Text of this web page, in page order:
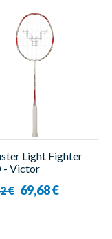
Light Fighter
- Victor
€ 69,68 €